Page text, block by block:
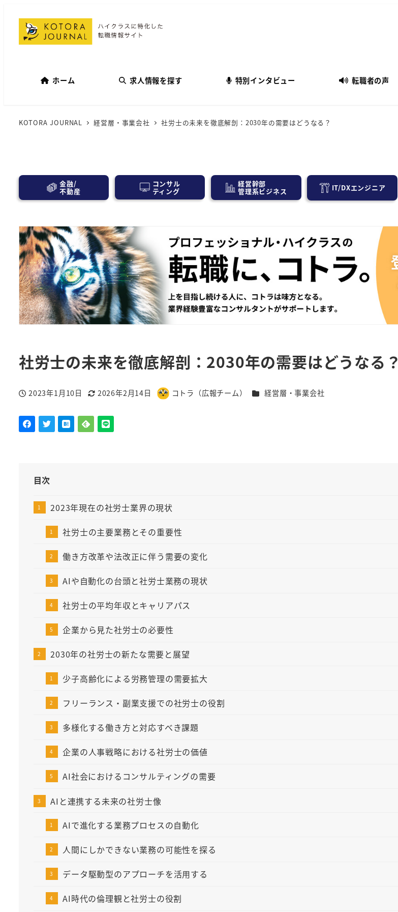
ホーム 求人情報を探す 特別インタビュー 転職者の声
KOTORA JOURNAL 経営層・事業会社 社労士の未来を徹底解剖：2030年の需要はどうなる？
金融/
不動産
コンサル
ティング
経営幹部
管理系ビジネス IT/DXエンジニア
社労士の未来を徹底解剖：2030年の需要はどうなる？
投稿日
2023年1月10日
更新日
2026年2月14日
著
コトラ（広報チーム） カテゴリー
経営層・事業会社
目次
2023年現在の社労士業界の現状
社労士の主要業務とその重要性
働き方改革や法改正に伴う需要の変化
AIや自動化の台頭と社労士業務の現状
社労士の平均年収とキャリアパス
企業から見た社労士の必要性
2030年の社労士の新たな需要と展望
少子高齢化による労務管理の需要拡大
フリーランス・副業支援での社労士の役割
多様化する働き方と対応すべき課題
企業の人事戦略における社労士の価値
AI社会におけるコンサルティングの需要
AIと連携する未来の社労士像
AIで進化する業務プロセスの自動化
人間にしかできない業務の可能性を探る
データ駆動型のアプローチを活用する
AI時代の倫理観と社労士の役割